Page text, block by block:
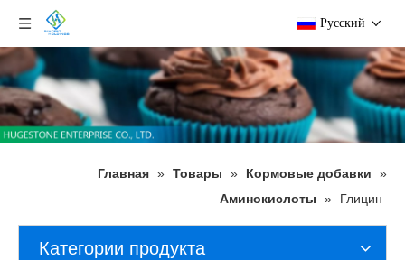
Pусский
Главная » Товары » Кормовые добавки
»
Аминокислоты
» Глицин
Категории продукта